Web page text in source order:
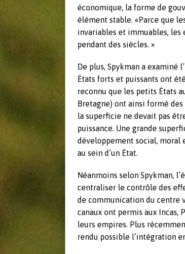
économique, la forme de
élément stable. «Parce que
invariables et immuables, les
pendant des siècles. »
De plus, Spykman a
États forts et puissants ont
reconnu que les petits États
Bretagne) ont ainsi formé
la superficie ne devait pas
puissance. Une grande
développement social, moral
au sein d’un État.
Néanmoins selon Spykman,
centraliser le contrôle des
de communication du centre
canaux ont permis aux Incas,
leurs empires. Plus
rendu possible l’intégration